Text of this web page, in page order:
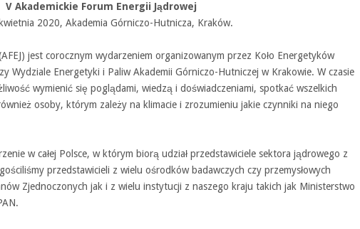
V Akademickie Forum Energii Jądrowej
2020, Akademia Górniczo-Hutnicza, Kraków.
jest corocznym wydarzeniem organizowanym przez Koło Energetyków
Wydziale Energetyki i Paliw Akademii Górniczo-Hutniczej w Krakowie. W czasie
wymienić się poglądami, wiedzą i doświadczeniami, spotkać wszelkich
osoby, którym zależy na klimacie i zrozumieniu jakie czynniki na niego
w całej Polsce, w którym biorą udział przedstawiciele sektora jądrowego z
przedstawicieli z wielu ośrodków badawczych czy przemysłowych
Zjednoczonych jak i z wielu instytucji z naszego kraju takich jak Ministerstwo